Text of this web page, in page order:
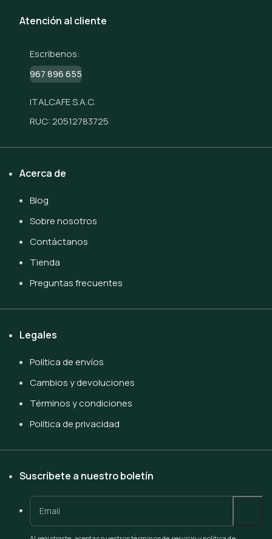
Atención al cliente
Escríbenos:
967 896 655
ITALCAFE S.A.C.
RUC: 20512783725
Acerca de
Blog
Sobre nosotros
Contáctanos
Tienda
Preguntas frecuentes
Legales
Política de envíos
Cambios y devoluciones
Términos y condiciones
Política de privacidad
Suscríbete a nuestro boletín